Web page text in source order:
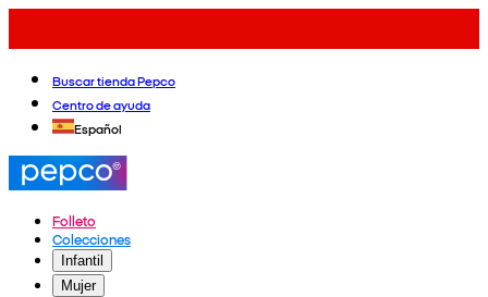
Buscar tienda Pepco
Centro de ayuda
Español
Folleto
Colecciones
Infantil
Mujer